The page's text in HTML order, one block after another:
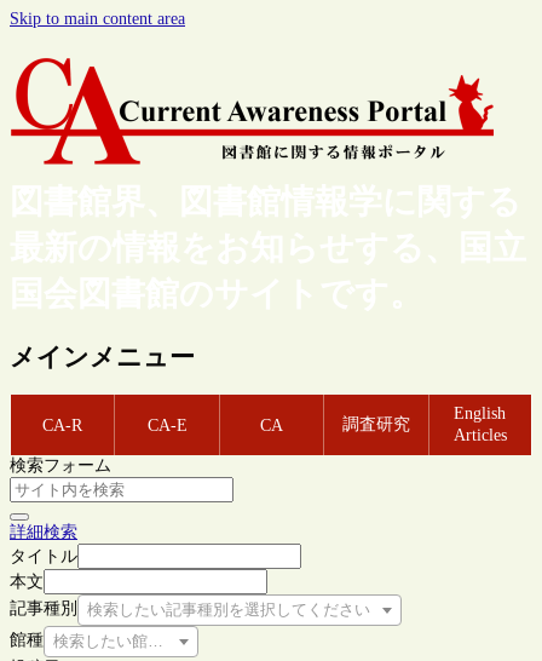
Skip to main content area
図書館界、図書館情報学に関する
最新の情報をお知らせする、国立
国会図書館のサイトです。
メインメニュー
CA-R CA-E CA 調査研究
English
Articles
検索フォーム
詳細検索
タイトル
本文
記事種別
検索したい記事種別を選択してください
館種 検索したい館種を選択してください